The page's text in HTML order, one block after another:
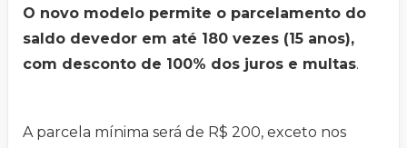
O novo modelo permite o parcelamento do
saldo devedor em até 180 vezes (15 anos),
com desconto de 100% dos juros e multas.
A parcela mínima será de R$ 200, exceto nos